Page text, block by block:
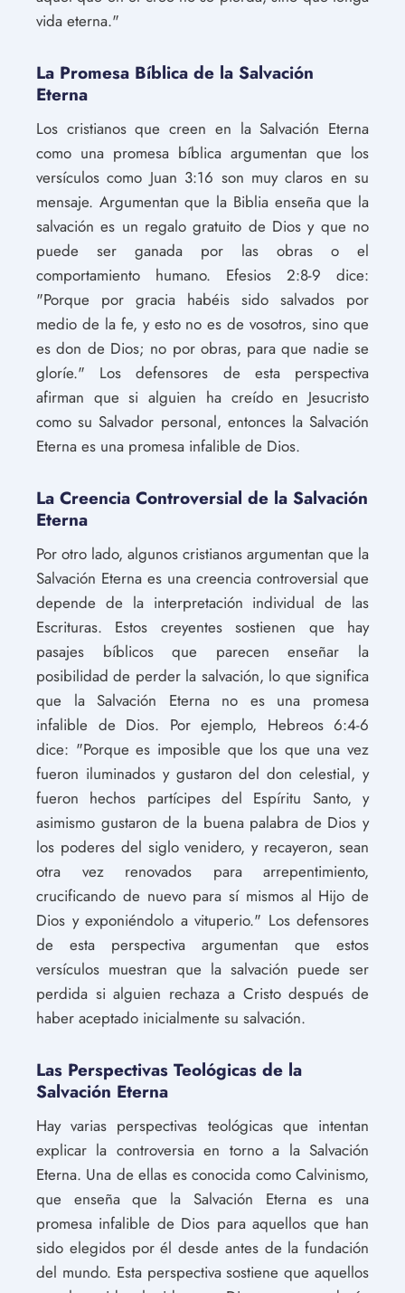
vida eterna."
La Promesa Bíblica de la Salvación
Eterna
Los cristianos que creen en la Salvación Eterna
como una promesa bíblica argumentan que los
versículos como Juan 3:16 son muy claros en su
mensaje. Argumentan que la Biblia enseña que la
salvación es un regalo gratuito de Dios y que no
puede ser ganada por las obras o el
comportamiento humano. Efesios 2:8-9 dice:
"Porque por gracia habéis sido salvados por
medio de la fe, y esto no es de vosotros, sino que
es don de Dios; no por obras, para que nadie se
gloríe." Los defensores de esta perspectiva
afirman que si alguien ha creído en Jesucristo
como su Salvador personal, entonces la Salvación
Eterna es una promesa infalible de Dios.
La Creencia Controversial de la Salvación
Eterna
Por otro lado, algunos cristianos argumentan que la
Salvación Eterna es una creencia controversial que
depende de la interpretación individual de las
Escrituras. Estos creyentes sostienen que hay
pasajes bíblicos que parecen enseñar la
posibilidad de perder la salvación, lo que significa
que la Salvación Eterna no es una promesa
infalible de Dios. Por ejemplo, Hebreos 6:4-6
dice: "Porque es imposible que los que una vez
fueron iluminados y gustaron del don celestial, y
fueron hechos partícipes del Espíritu Santo, y
asimismo gustaron de la buena palabra de Dios y
los poderes del siglo venidero, y recayeron, sean
otra vez renovados para arrepentimiento,
crucificando de nuevo para sí mismos al Hijo de
Dios y exponiéndolo a vituperio." Los defensores
de esta perspectiva argumentan que estos
versículos muestran que la salvación puede ser
perdida si alguien rechaza a Cristo después de
haber aceptado inicialmente su salvación.
Las Perspectivas Teológicas de la
Salvación Eterna
Hay varias perspectivas teológicas que intentan
explicar la controversia en torno a la Salvación
Eterna. Una de ellas es conocida como Calvinismo,
que enseña que la Salvación Eterna es una
promesa infalible de Dios para aquellos que han
sido elegidos por él desde antes de la fundación
del mundo. Esta perspectiva sostiene que aquellos